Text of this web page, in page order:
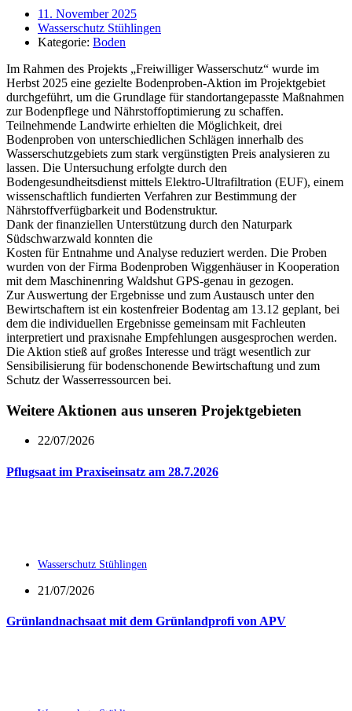
11. November 2025
Wasserschutz Stühlingen
Kategorie: Boden
Im Rahmen des Projekts „Freiwilliger Wasserschutz“ wurde im
Herbst 2025 eine gezielte Bodenproben-Aktion im Projektgebiet
durchgeführt, um die Grundlage für standortangepasste Maßnahmen
zur Bodenpflege und Nährstoffoptimierung zu schaffen.
Teilnehmende Landwirte erhielten die Möglichkeit, drei
Bodenproben von unterschiedlichen Schlägen innerhalb des
Wasserschutzgebiets zum stark vergünstigten Preis analysieren zu
lassen. Die Untersuchung erfolgte durch den
Bodengesundheitsdienst mittels Elektro-Ultrafiltration (EUF), einem
wissenschaftlich fundierten Verfahren zur Bestimmung der
Nährstoffverfügbarkeit und Bodenstruktur.
Dank der finanziellen Unterstützung durch den Naturpark
Südschwarzwald konnten die
Kosten für Entnahme und Analyse reduziert werden. Die Proben
wurden von der Firma Bodenproben Wiggenhäuser in Kooperation
mit dem Maschinenring Waldshut GPS-genau in gezogen.
Zur Auswertung der Ergebnisse und zum Austausch unter den
Bewirtschaftern ist ein kostenfreier Bodentag am 13.12 geplant, bei
dem die individuellen Ergebnisse gemeinsam mit Fachleuten
interpretiert und praxisnahe Empfehlungen ausgesprochen werden.
Die Aktion stieß auf großes Interesse und trägt wesentlich zur
Sensibilisierung für bodenschonende Bewirtschaftung und zum
Schutz der Wasserressourcen bei.
Weitere Aktionen aus unseren Projektgebieten
22/07/2026
Pflugsaat im Praxiseinsatz am 28.7.2026
Wasserschutz Stühlingen
21/07/2026
Grünlandnachsaat mit dem Grünlandprofi von APV